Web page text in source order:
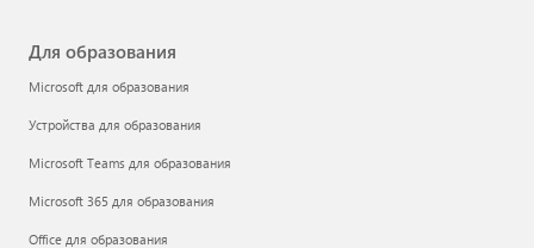
Для образования
Microsoft для образования
Устройства для образования
Microsoft Teams для образования
Microsoft 365 для образования
Office для образования